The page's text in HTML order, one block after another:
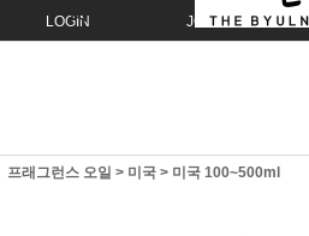
LOGIN JOIN
프래그런스 오일 > 미국 > 미국 100~500ml